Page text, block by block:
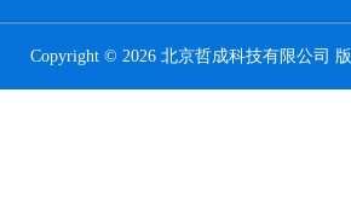
Copyright © 2026 北京哲成科技有限公司